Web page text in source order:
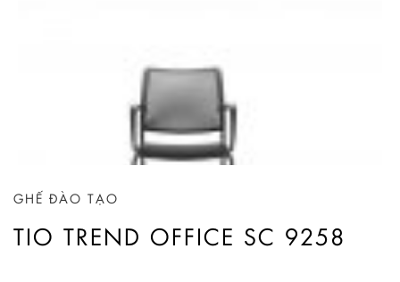
GHẾ ĐÀO TẠO
TIO TREND OFFICE SC 9258